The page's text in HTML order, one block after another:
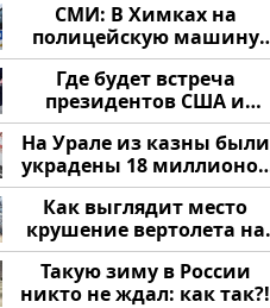
СМИ: В Химках на
полицейскую машину
напали и подожгли.
Где будет встреча
президентов США и
России: Европа?
На Урале из казны были
украдены 18 миллионов
рублей
Как выглядит место
крушение вертолета на
Кавказе: смотреть
Такую зиму в России
никто не ждал: как так?!